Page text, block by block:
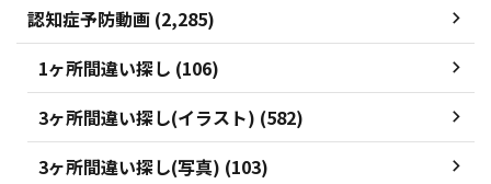
認知症予防動画 (2,285)
1ヶ所間違い探し (106)
3ヶ所間違い探し(イラスト) (582)
3ヶ所間違い探し(写真) (103)